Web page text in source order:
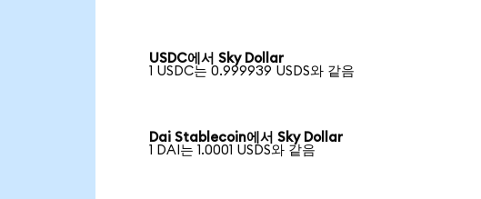
USDC에서 Sky Dollar
1 USDC는 0.999939 USDS와 같음
Dai Stablecoin에서 Sky Dollar
1 DAI는 1.0001 USDS와 같음